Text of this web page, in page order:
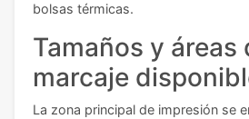
bolsas térmicas.
Tamaños y áreas
marcaje
La zona principal de impresión se